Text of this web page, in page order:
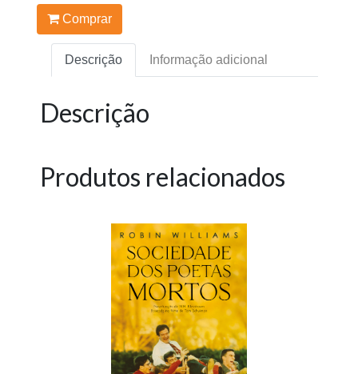
Comprar
Descrição Informação adicional
Descrição
Produtos relacionados